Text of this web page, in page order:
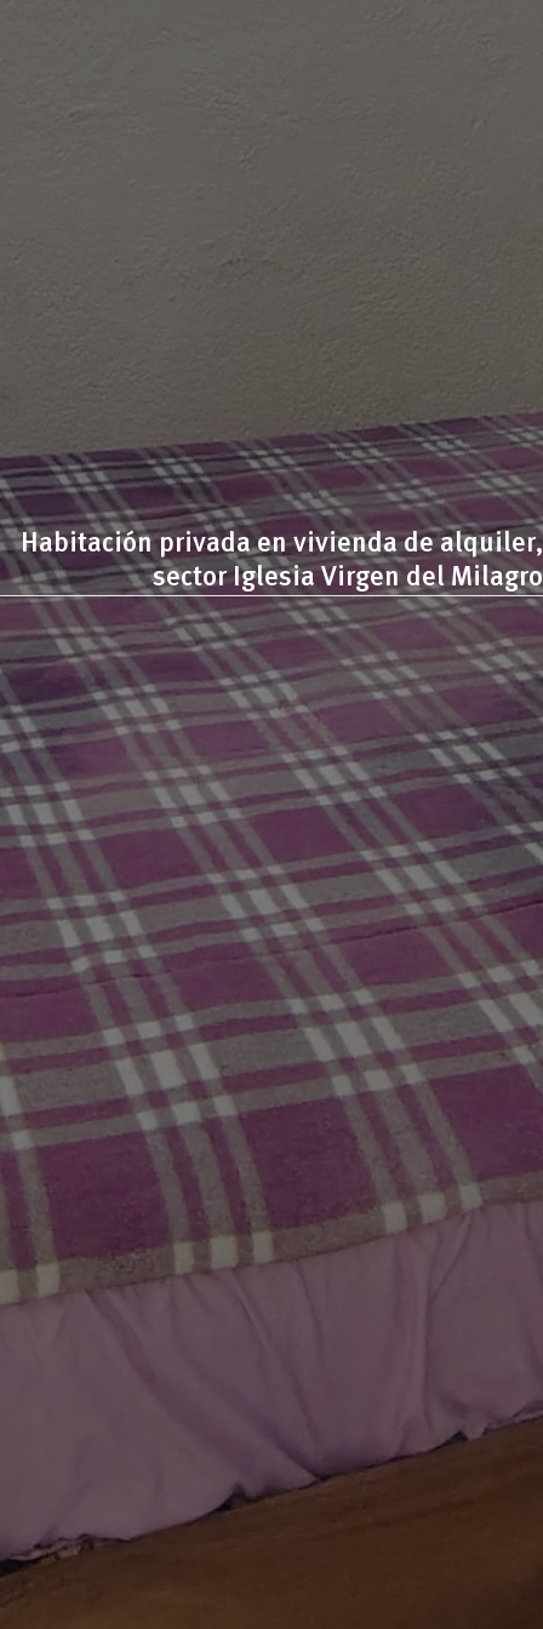
Habitación privada en vivienda de alquiler,
sector Iglesia Virgen del Milagro